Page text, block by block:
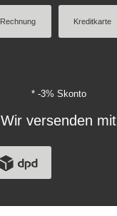
Rechnung Kreditkarte
* -3% Skonto
Wir versenden mit